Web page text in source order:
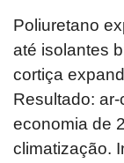
Poliuretano
até isolantes
cortiça
Resultado:
economia de
climatização.